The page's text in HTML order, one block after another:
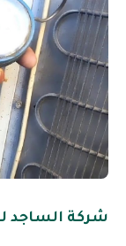
شركة الساجد